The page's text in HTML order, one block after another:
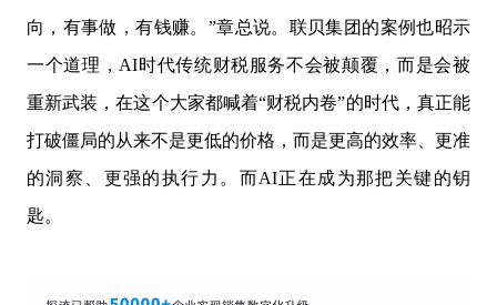
向，有事做，有钱赚。”章总说。联贝集团的案例也昭示
一个道理，AI时代传统财税服务不会被颠覆，而是会被
重新武装，在这个大家都喊着“财税内卷”的时代，真正能
打破僵局的从来不是更低的价格，而是更高的效率、更准
的洞察、更强的执行力。而AI正在成为那把关键的钥
匙。